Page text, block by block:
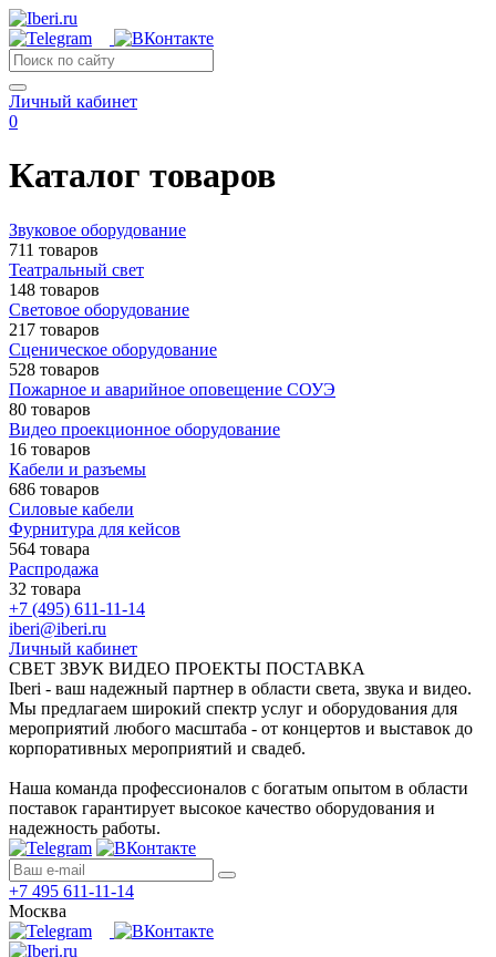
Личный кабинет
0
Каталог товаров
Звуковое оборудование
711 товаров
Театральный свет
148 товаров
Световое оборудование
217 товаров
Сценическое оборудование
528 товаров
Пожарное и аварийное оповещение СОУЭ
80 товаров
Видео проекционное оборудование
16 товаров
Кабели и разъемы
686 товаров
Силовые кабели
Фурнитура для кейсов
564 товара
Распродажа
32 товара
+7 (495) 611-11-14
iberi@iberi.ru
Личный кабинет
СВЕТ ЗВУК ВИДЕО ПРОЕКТЫ ПОСТАВКА
Iberi - ваш надежный партнер в области света, звука и видео.
Мы предлагаем широкий спектр услуг и оборудования для
мероприятий любого масштаба - от концертов и выставок до
корпоративных мероприятий и свадеб.
Наша команда профессионалов с богатым опытом в области
поставок гарантирует высокое качество оборудования и
надежность работы.
+7 495 611-11-14
Москва